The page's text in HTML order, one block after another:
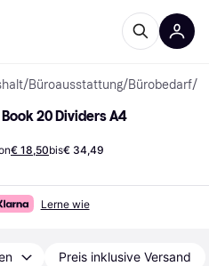
/Büroausstattung/Bürobedarf/
20 Dividers A4
€ 18,50bis€ 34,49
Lerne wie
Preis inklusive Versand